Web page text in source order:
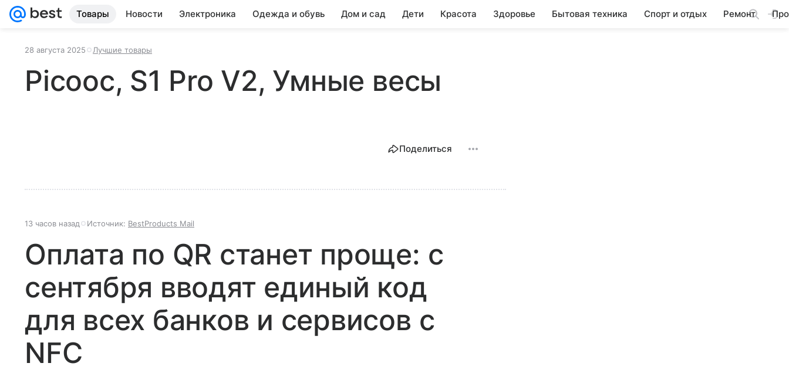
Товары Новости Электроника Одежда и обувь Дом и сад Дети Красота Здоровье Бытовая техника Спорт и отдых Ремонт
28 августа 2025 Лучшие товары
Picooc, S1 Pro V2, Умные весы
Поделиться
13 часов назад Источник: BestProducts Mail
Оплата по QR станет проще: с
сентября вводят единый код
для всех банков и сервисов с
NFC